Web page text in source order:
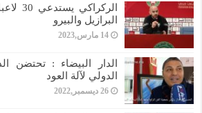
البرازيل والبيرو
14 مارس,2023
الدار البيضاء : تحتضن
الدولي لآلة العود
26 ديسمبر,2022